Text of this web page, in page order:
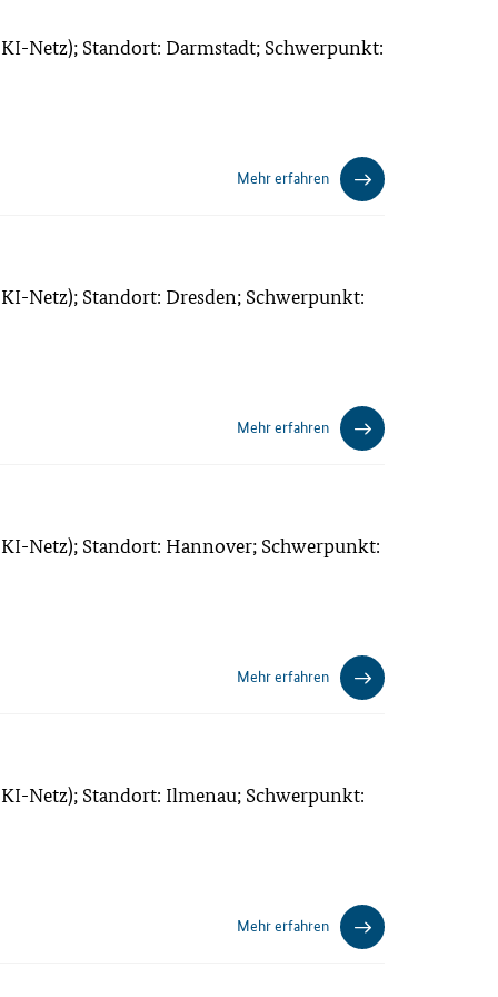
Netz); Standort: Darmstadt; Schwerpunkt:
Mehr erfahren
Netz); Standort: Dresden; Schwerpunkt:
Mehr erfahren
Netz); Standort: Hannover; Schwerpunkt:
Mehr erfahren
Netz); Standort: Ilmenau; Schwerpunkt:
Mehr erfahren